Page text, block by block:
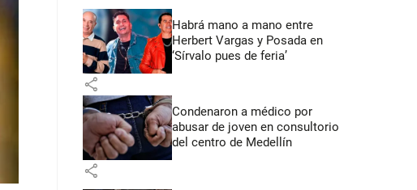
Habrá mano a mano entre
Herbert Vargas y Posada en
‘Sírvalo pues de feria’
share
Condenaron a médico por
abusar de joven en consultorio
del centro de Medellín
share